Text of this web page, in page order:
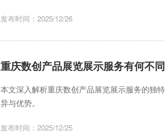
发布时间：2025/12/26
重庆数创产品展览展示服务有何不
本文深入解析重庆数创产品展览展示服务的独
异与优势。
发布时间：2025/12/25